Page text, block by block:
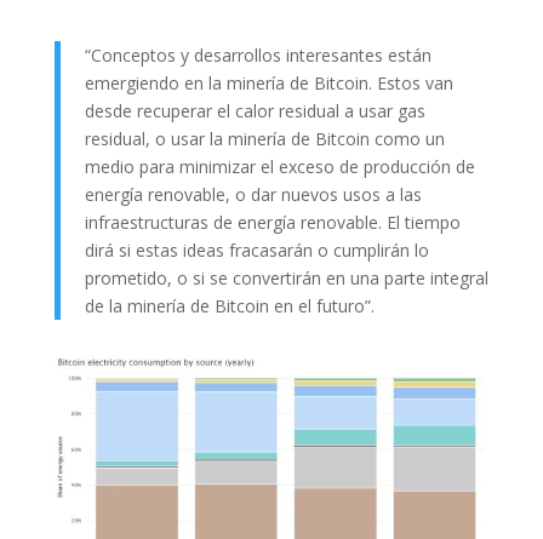
“Conceptos y desarrollos interesantes están
emergiendo en la minería de Bitcoin. Estos van
desde recuperar el calor residual a usar gas
residual, o usar la minería de Bitcoin como un
medio para minimizar el exceso de producción de
energía renovable, o dar nuevos usos a las
infraestructuras de energía renovable. El tiempo
dirá si estas ideas fracasarán o cumplirán lo
prometido, o si se convertirán en una parte integral
de la minería de Bitcoin en el futuro”.